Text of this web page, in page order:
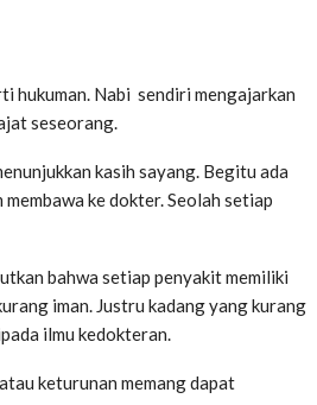
hukuman. Nabi sendiri mengajarkan
seseorang.
kasih sayang. Begitu ada
ke dokter. Seolah setiap
bahwa setiap penyakit memiliki
iman. Justru kadang yang kurang
ilmu kedokteran.
keturunan memang dapat